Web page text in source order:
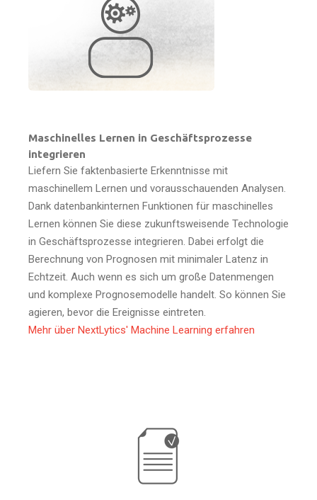
Maschinelles Lernen in Geschäftsprozesse
integrieren
Liefern Sie faktenbasierte Erkenntnisse mit
maschinellem Lernen und vorausschauenden Analysen.
Dank datenbankinternen Funktionen für maschinelles
Lernen können Sie diese zukunftsweisende Technologie
in Geschäftsprozesse integrieren. Dabei erfolgt die
Berechnung von Prognosen mit minimaler Latenz in
Echtzeit. Auch wenn es sich um große Datenmengen
und komplexe Prognosemodelle handelt. So können Sie
agieren, bevor die Ereignisse eintreten.
Mehr über NextLytics' Machine Learning erfahren